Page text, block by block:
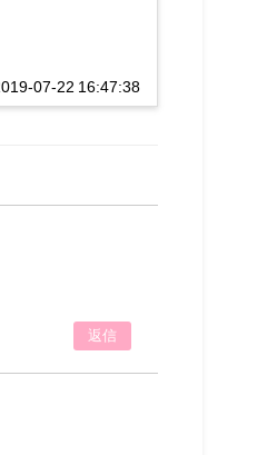
07-22 16:47:38
返信